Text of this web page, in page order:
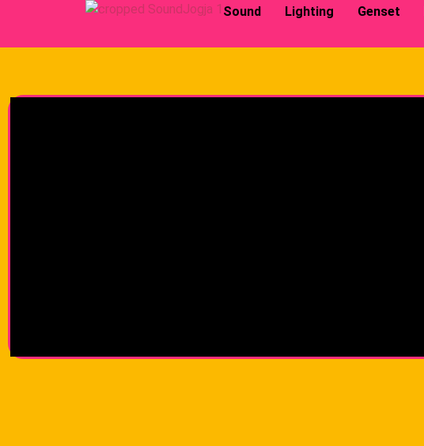
Sound Lighting Genset